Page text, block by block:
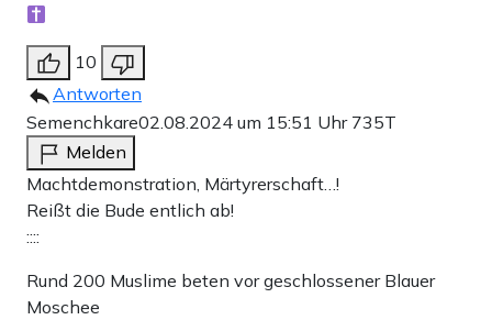
10
Antworten
Semenchkare02.08.2024 um 15:51 Uhr 735T
Melden
Machtdemonstration, Märtyrerschaft…!
Reißt die Bude entlich ab!
::::
Rund 200 Muslime beten vor geschlossener Blauer
Moschee